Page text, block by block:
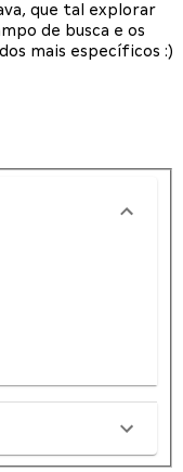
que tal explorar
de busca e os
mais específicos :)